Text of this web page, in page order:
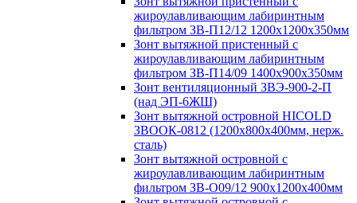
жироулавливающим лабиринтным
фильтром ЗВ-П12/12 1200х1200х350мм
Зонт вытяжной пристенный с
жироулавливающим лабиринтным
фильтром ЗВ-П14/09 1400х900х350мм
Зонт вентиляционный ЗВЭ-900-2-П
(над ЭП-6ЖШ)
Зонт вытяжной островной HICOLD
ЗВООК-0812 (1200х800x400мм, нерж.
сталь)
Зонт вытяжной островной с
жироулавливающим лабиринтным
фильтром ЗВ-О09/12 900х1200х400мм